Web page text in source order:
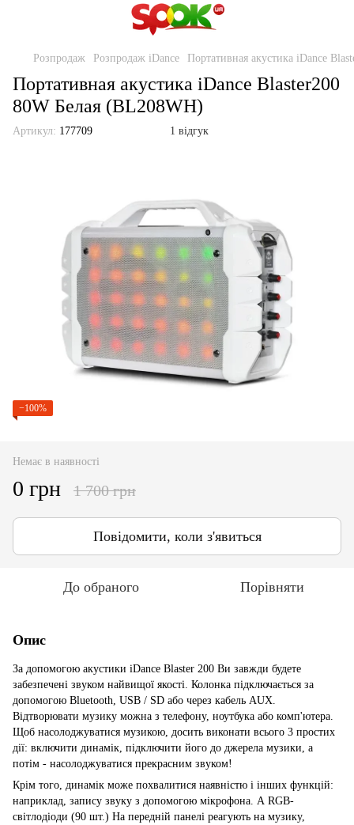
Розпродаж Розпродаж iDance Портативная акустика iDance
Портативная акустика iDance Blaster200
80W Белая (BL208WH)
Артикул: 177709 1 відгук
−100%
Немає в наявності
0 грн 1 700 грн
Повідомити, коли з'явиться
До обраного Порівняти
Опис
За допомогою акустики iDance Blaster 200 Ви завжди будете
забезпечені звуком найвищої якості. Колонка підключається за
допомогою Bluetooth, USB / SD або через кабель AUX.
Відтворювати музику можна з телефону, ноутбука або комп'ютера.
Щоб насолоджуватися музикою, досить виконати всього 3 простих
дії: включити динамік, підключити його до джерела музики, а
потім - насолоджуватися прекрасним звуком!
Крім того, динамік може похвалитися наявністю і інших функцій:
наприклад, запису звуку з допомогою мікрофона. А RGB-
світлодіоди (90 шт.) На передній панелі реагують на музику,